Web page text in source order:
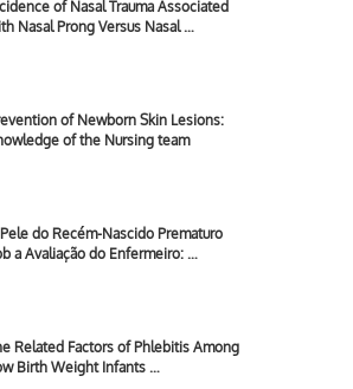
of Nasal Trauma Associated
Nasal Prong Versus Nasal …
of Newborn Skin Lesions:
of the Nursing team
do Recém-Nascido Prematuro
a Avaliação do Enfermeiro: …
Related Factors of Phlebitis Among
Birth Weight Infants …